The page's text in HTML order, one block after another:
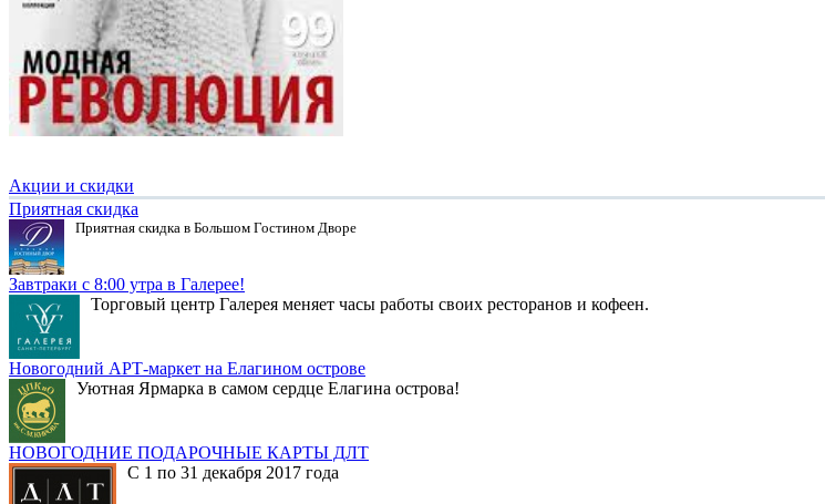
Акции и скидки
Приятная скидка
Приятная скидка в Большом Гостином Дворе
Завтраки с 8:00 утра в Галерее!
Торговый центр Галерея меняет часы работы своих ресторанов и кофеен.
Новогодний АРТ-маркет на Елагином острове
Уютная Ярмарка в самом сердце Елагина острова!
НОВОГОДНИЕ ПОДАРОЧНЫЕ КАРТЫ ДЛТ
С 1 по 31 декабря 2017 года